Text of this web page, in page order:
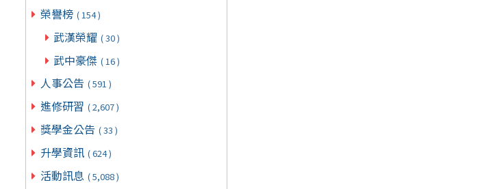
榮譽榜 ( 154 )
武漢榮耀 ( 30 )
武中豪傑 ( 16 )
人事公告 ( 591 )
進修研習 ( 2,607 )
獎學金公告 ( 33 )
升學資訊 ( 624 )
活動訊息 ( 5,088 )